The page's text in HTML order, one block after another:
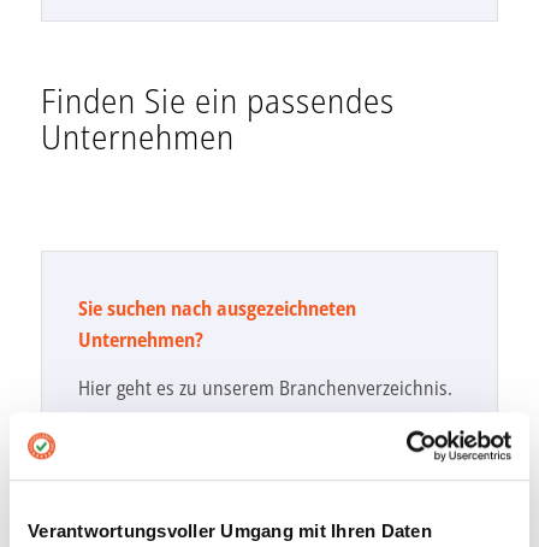
Verantwortungsvoller Umgang mit Ihren Daten
Finden Sie ein passendes
Unternehmen
Sie suchen nach ausgezeichneten
Unternehmen?
Hier geht es zu unserem Branchenverzeichnis.